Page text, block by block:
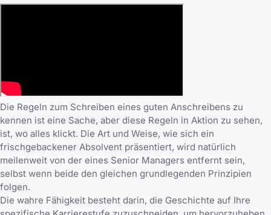
Die Regeln zum Schreiben eines guten Anschreibens zu
kennen ist eine Sache, aber diese Regeln in Aktion zu sehen,
ist, wo alles klickt. Die Art und Weise, wie sich ein
frischgebackener Absolvent präsentiert, wird natürlich
meilenweit von der eines Senior Managers entfernt sein,
selbst wenn beide den gleichen grundlegenden Prinzipien
folgen.
Die wahre Fähigkeit besteht darin, die Geschichte auf Ihre